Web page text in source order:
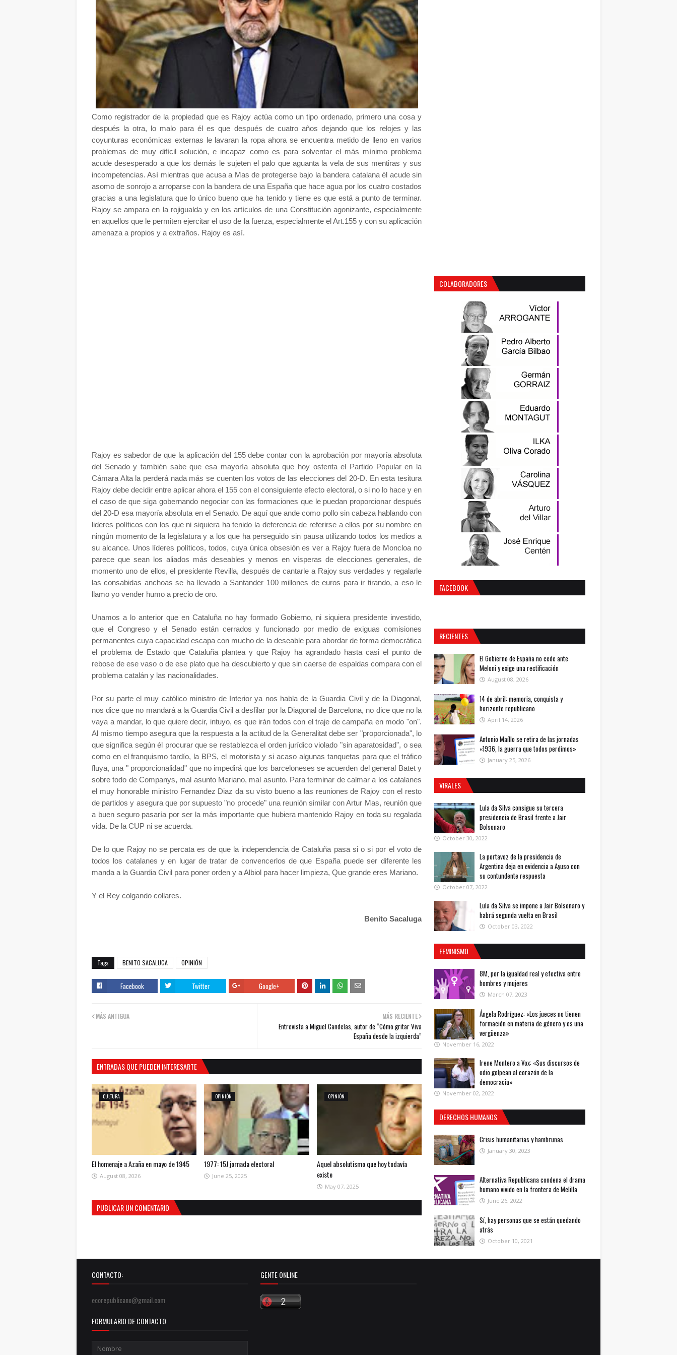
Como registrador de la propiedad que es Rajoy actúa como un tipo ordenado, primero una cosa y
después la otra, lo malo para él es que después de cuatro años dejando que los relojes y las
coyunturas económicas externas le lavaran la ropa ahora se encuentra metido de lleno en varios
problemas de muy difícil solución, e incapaz como es para solventar el más mínimo problema
acude desesperado a que los demás le sujeten el palo que aguanta la vela de sus mentiras y sus
incompetencias. Así mientras que acusa a Mas de protegerse bajo la bandera catalana él acude sin
asomo de sonrojo a arroparse con la bandera de una España que hace agua por los cuatro costados
gracias a una legislatura que lo único bueno que ha tenido y tiene es que está a punto de terminar.
Rajoy se ampara en la rojigualda y en los artículos de una Constitución agonizante, especialmente
en aquellos que le permiten ejercitar el uso de la fuerza, especialmente el Art.155 y con su aplicación
amenaza a propios y a extraños. Rajoy es así.
Rajoy es sabedor de que la aplicación del 155 debe contar con la aprobación por mayoría absoluta
del Senado y también sabe que esa mayoría absoluta que hoy ostenta el Partido Popular en la
Cámara Alta la perderá nada más se cuenten los votos de las elecciones del 20-D. En esta tesitura
Rajoy debe decidir entre aplicar ahora el 155 con el consiguiente efecto electoral, o si no lo hace y en
el caso de que siga gobernando negociar con las formaciones que le puedan proporcionar después
del 20-D esa mayoría absoluta en el Senado. De aquí que ande como pollo sin cabeza hablando con
lideres políticos con los que ni siquiera ha tenido la deferencia de referirse a ellos por su nombre en
ningún momento de la legislatura y a los que ha perseguido sin pausa utilizando todos los medios a
su alcance. Unos líderes políticos, todos, cuya única obsesión es ver a Rajoy fuera de Moncloa no
parece que sean los aliados más deseables y menos en vísperas de elecciones generales, de
momento uno de ellos, el presidente Revilla, después de cantarle a Rajoy sus verdades y regalarle
las consabidas anchoas se ha llevado a Santander 100 millones de euros para ir tirando, a eso le
llamo yo vender humo a precio de oro.
Unamos a lo anterior que en Cataluña no hay formado Gobierno, ni siquiera presidente investido,
que el Congreso y el Senado están cerrados y funcionado por medio de exiguas comisiones
permanentes cuya capacidad escapa con mucho de la deseable para abordar de forma democrática
el problema de Estado que Cataluña plantea y que Rajoy ha agrandado hasta casi el punto de
rebose de ese vaso o de ese plato que ha descubierto y que sin caerse de espaldas compara con el
problema catalán y las nacionalidades.
Por su parte el muy católico ministro de Interior ya nos habla de la Guardia Civil y de la Diagonal,
nos dice que no mandará a la Guardia Civil a desfilar por la Diagonal de Barcelona, no dice que no la
vaya a mandar, lo que quiere decir, intuyo, es que irán todos con el traje de campaña en modo "on".
Al mismo tiempo asegura que la respuesta a la actitud de la Generalitat debe ser "proporcionada", lo
que significa según él procurar que se restablezca el orden jurídico violado "sin aparatosidad", o sea
como en el franquismo tardío, la BPS, el motorista y si acaso algunas tanquetas para que el tráfico
fluya, una " proporcionalidad" que no impedirá que los barceloneses se acuerden del general Batet y
sobre todo de Companys, mal asunto Mariano, mal asunto. Para terminar de calmar a los catalanes
el muy honorable ministro Fernandez Diaz da su visto bueno a las reuniones de Rajoy con el resto
de partidos y asegura que por supuesto "no procede" una reunión similar con Artur Mas, reunión que
a buen seguro pasaría por ser la más importante que hubiera mantenido Rajoy en toda su regalada
vida. De la CUP ni se acuerda.
De lo que Rajoy no se percata es de que la independencia de Cataluña pasa si o si por el voto de
todos los catalanes y en lugar de tratar de convencerlos de que España puede ser diferente les
manda a la Guardia Civil para poner orden y a Albiol para hacer limpieza, Que grande eres Mariano.
Y el Rey colgando collares.
Benito Sacaluga
Tags BENITO SACALUGA OPINIÓN
Facebook Twitter Google+
MÁS RECIENTE
Entrevista a Miguel Candelas, autor de “Cómo gritar Viva
España desde la izquierda”
MÁS ANTIGUA
ENTRADAS QUE PUEDEN INTERESARTE
CULTURA
El homenaje a Azaña en mayo de 1945
August 08, 2026
OPINIÓN
1977: 15J jornada electoral
June 25, 2025
OPINIÓN
Aquel absolutismo que hoy todavía
existe
May 07, 2025
PUBLICAR UN COMENTARIO
COLABORADORES
FACEBOOK
RECIENTES
El Gobierno de España no cede ante
Meloni y exige una rectificación
August 08, 2026
14 de abril: memoria, conquista y
horizonte republicano
April 14, 2026
Antonio Maíllo se retira de las jornadas
«1936, la guerra que todos perdimos»
January 25, 2026
VIRALES
Lula da Silva consigue su tercera
presidencia de Brasil frente a Jair
Bolsonaro
October 30, 2022
La portavoz de la presidencia de
Argentina deja en evidencia a Ayuso con
su contundente respuesta
October 07, 2022
Lula da Silva se impone a Jair Bolsonaro y
habrá segunda vuelta en Brasil
October 03, 2022
FEMINISMO
8M, por la igualdad real y efectiva entre
hombres y mujeres
March 07, 2023
Ángela Rodríguez: «Los jueces no tienen
formación en materia de género y es una
vergüenza»
November 16, 2022
Irene Montero a Vox: «Sus discursos de
odio golpean al corazón de la
democracia»
November 02, 2022
DERECHOS HUMANOS
Crisis humanitarias y hambrunas
January 30, 2023
Alternativa Republicana condena el drama
humano vivido en la frontera de Melilla
June 26, 2022
Sí, hay personas que se están quedando
atrás
October 10, 2021
CONTACTO:
ecorepublicano@gmail.com
FORMULARIO DE CONTACTO
GENTE ONLINE